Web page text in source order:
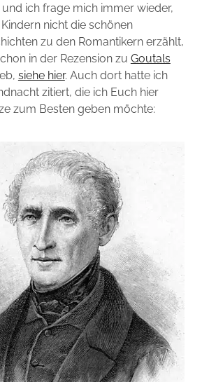
ich frage mich immer wieder,
nicht die schönen
zu den Romantikern erzählt,
in der Rezension zu Goutals
siehe hier. Auch dort hatte ich
zitiert, die ich Euch hier
zum Besten geben möchte: